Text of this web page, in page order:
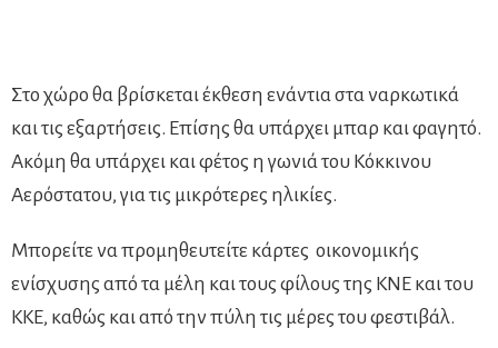
Στο χώρο θα βρίσκεται έκθεση ενάντια στα ναρκωτικά
και τις εξαρτήσεις. Επίσης θα υπάρχει μπαρ και φαγητό.
Ακόμη θα υπάρχει και φέτος η γωνιά του Κόκκινου
Αερόστατου, για τις μικρότερες ηλικίες.
Μπορείτε να προμηθευτείτε κάρτες οικονομικής
ενίσχυσης από τα μέλη και τους φίλους της ΚΝΕ και του
ΚΚΕ, καθώς και από την πύλη τις μέρες του φεστιβάλ.